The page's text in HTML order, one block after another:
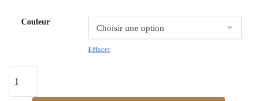
Couleur
Effacer